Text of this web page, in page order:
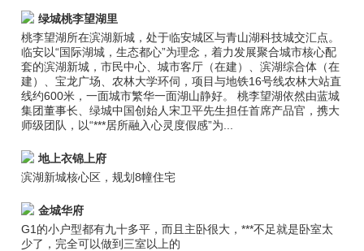
绿城桃李望湖里
桃李望湖所在滨湖新城，处于临安城区与青山湖科技城交汇点。
临安以“国际湖城，生态都心”为理念，着力发展聚合城市核心配
套的滨湖新城，市民中心、城市客厅（在建）、滨湖综合体（在
建）、宝龙广场、农林大学环伺，项目与地铁16号线农林大站直
线约600米，一面城市繁华一面湖山静好。 桃李望湖依然由蓝城
集团董事长、绿城中国创始人宋卫平先生担任首席产品官，携大
师级团队，以“***居所融入心灵度假感”为...
地上衣锦上府
滨湖新城核心区，规划8幢住宅
金城华府
G1的小户型都有九十多平，而且主卧很大，***不足就是卧室太
少了，完全可以做到三室以上的